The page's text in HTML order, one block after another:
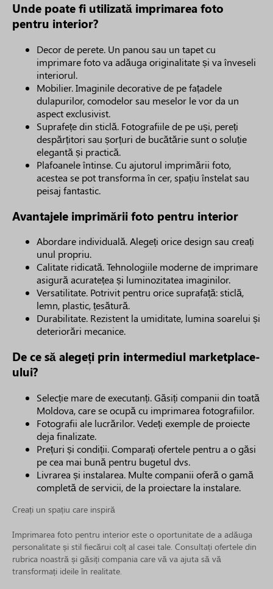
Unde poate fi utilizată imprimarea foto
pentru interior?
Decor de perete. Un panou sau un tapet cu
imprimare foto va adăuga originalitate și va înveseli
interiorul.
Mobilier. Imaginile decorative de pe fațadele
dulapurilor, comodelor sau meselor le vor da un
aspect exclusivist.
Suprafețe din sticlă. Fotografiile de pe uși, pereți
despărțitori sau șorțuri de bucătărie sunt o soluție
elegantă și practică.
Plafoanele întinse. Cu ajutorul imprimării foto,
acestea se pot transforma în cer, spațiu înstelat sau
peisaj fantastic.
Avantajele imprimării foto pentru interior
Abordare individuală. Alegeți orice design sau creați
unul propriu.
Calitate ridicată. Tehnologiile moderne de imprimare
asigură acuratețea și luminozitatea imaginilor.
Versatilitate. Potrivit pentru orice suprafață: sticlă,
lemn, plastic, țesătură.
Durabilitate. Rezistent la umiditate, lumina soarelui și
deteriorări mecanice.
De ce să alegeți prin intermediul marketplace-
ului?
Selecție mare de executanți. Găsiți companii din toată
Moldova, care se ocupă cu imprimarea fotografiilor.
Fotografii ale lucrărilor. Vedeți exemple de proiecte
deja finalizate.
Prețuri și condiții. Comparați ofertele pentru a o găsi
pe cea mai bună pentru bugetul dvs.
Livrarea și instalarea. Multe companii oferă o gamă
completă de servicii, de la proiectare la instalare.
Creați un spațiu care inspiră
Imprimarea foto pentru interior este o oportunitate de a adăuga
personalitate și stil fiecărui colț al casei tale. Consultați ofertele din
rubrica noastră și găsiți compania care vă va ajuta să vă
transformați ideile în realitate.